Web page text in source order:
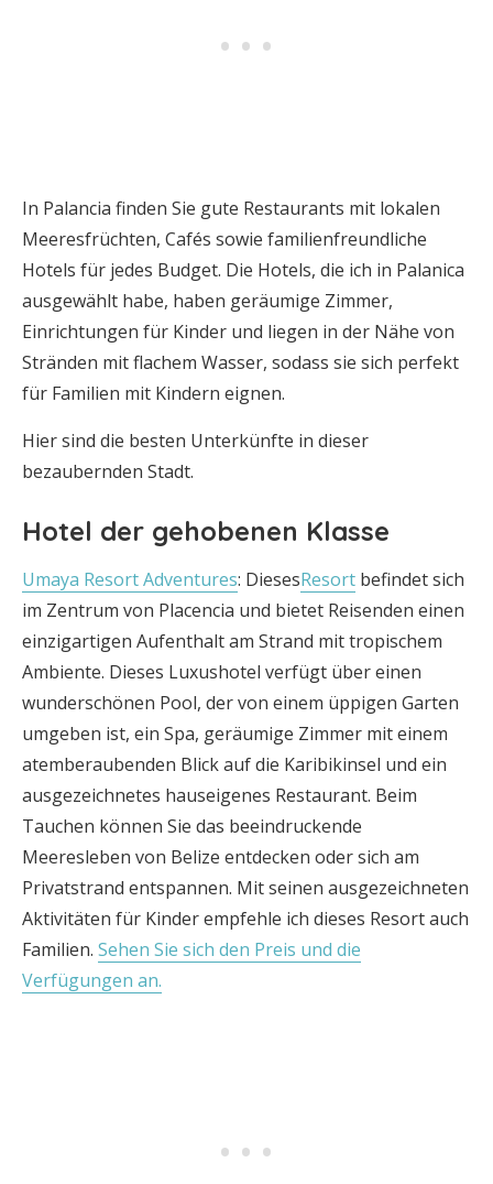
In Palancia finden Sie gute Restaurants mit lokalen
Meeresfrüchten, Cafés sowie familienfreundliche
Hotels für jedes Budget. Die Hotels, die ich in Palanica
ausgewählt habe, haben geräumige Zimmer,
Einrichtungen für Kinder und liegen in der Nähe von
Stränden mit flachem Wasser, sodass sie sich perfekt
für Familien mit Kindern eignen.
Hier sind die besten Unterkünfte in dieser
bezaubernden Stadt.
Hotel der gehobenen Klasse
Umaya Resort Adventures: DiesesResort befindet sich
im Zentrum von Placencia und bietet Reisenden einen
einzigartigen Aufenthalt am Strand mit tropischem
Ambiente. Dieses Luxushotel verfügt über einen
wunderschönen Pool, der von einem üppigen Garten
umgeben ist, ein Spa, geräumige Zimmer mit einem
atemberaubenden Blick auf die Karibikinsel und ein
ausgezeichnetes hauseigenes Restaurant. Beim
Tauchen können Sie das beeindruckende
Meeresleben von Belize entdecken oder sich am
Privatstrand entspannen. Mit seinen ausgezeichneten
Aktivitäten für Kinder empfehle ich dieses Resort auch
Familien. Sehen Sie sich den Preis und die
Verfügungen an.